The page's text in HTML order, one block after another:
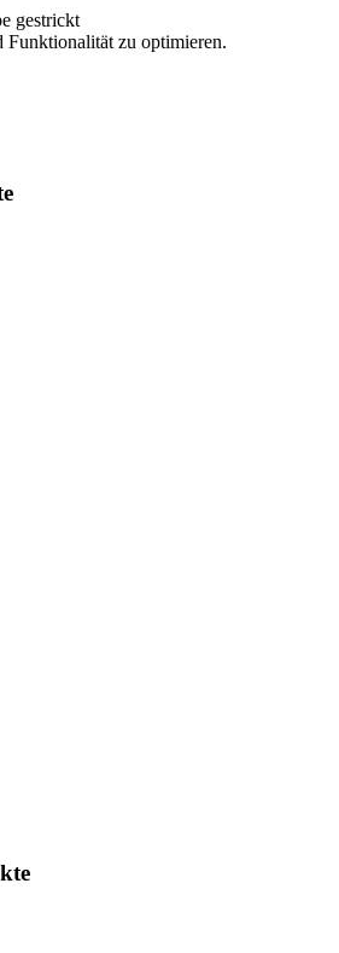
gestrickt
Funktionalität zu optimieren.